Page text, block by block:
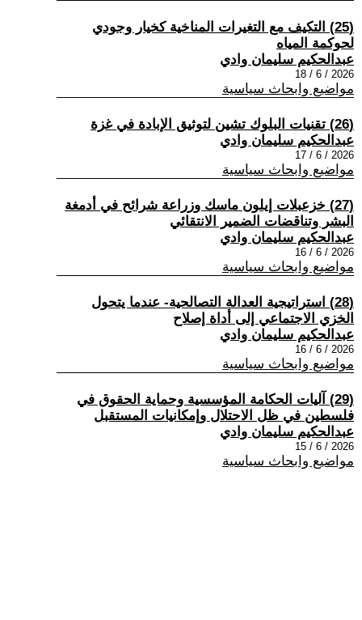
(25) التكيف مع التغيرات المناخية كخيار وجودي
لحوكمة المياه
عبدالحكيم سليمان وادي
2026 / 6 / 18
مواضيع وابحاث سياسية
(26) تقنيات البلوك تشين لتوثيق الإبادة في غزة
عبدالحكيم سليمان وادي
2026 / 6 / 17
مواضيع وابحاث سياسية
(27) خزعبلات إيلون ماسك وزراعة شرائح في أدمغة
البشر وتناقضات الضمير الانتقائي
عبدالحكيم سليمان وادي
2026 / 6 / 16
مواضيع وابحاث سياسية
(28) استراتيجية العدالة التصالحية- عندما يتحول
الخزي الاجتماعي إلى أداة إصلاح
عبدالحكيم سليمان وادي
2026 / 6 / 16
مواضيع وابحاث سياسية
(29) آليات الحكامة المؤسسية وحماية الحقوق في
فلسطين في ظل الاحتلال وإمكانيات المستقبل
عبدالحكيم سليمان وادي
2026 / 6 / 15
مواضيع وابحاث سياسية